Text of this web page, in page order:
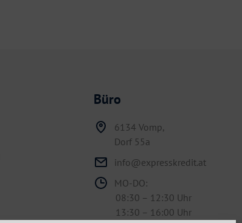
Büro
6134 Vomp,
Dorf 55a
info@expresskredit.at
MO-DO:
08:30 – 12:30 Uhr
13:30 – 16:00 Uhr